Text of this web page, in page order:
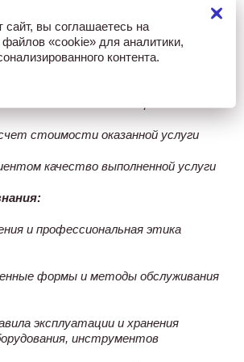
косметические средства при
кожи
программы по уходу за
шеи, зоны декольте в домашних
стоимости оказанной услуги
качество выполненной услуги
и профессиональная этика
формы и методы обслуживания
эксплуатации и хранения
инструментов
сайт, вы соглашаетесь на
«cookie» для аналитики,
контента.